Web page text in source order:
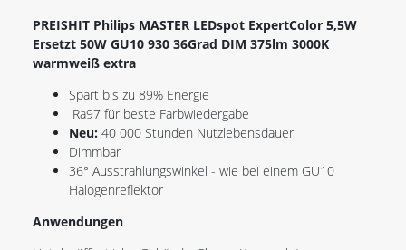
PREISHIT Philips MASTER LEDspot ExpertColor 5,5W
Ersetzt 50W GU10 930 36Grad DIM 375lm 3000K
warmweiß extra
Spart bis zu 89% Energie
Ra97 für beste Farbwiedergabe
Neu: 40 000 Stunden Nutzlebensdauer
Dimmbar
36° Ausstrahlungswinkel - wie bei einem GU10
Halogenreflektor
Anwendungen